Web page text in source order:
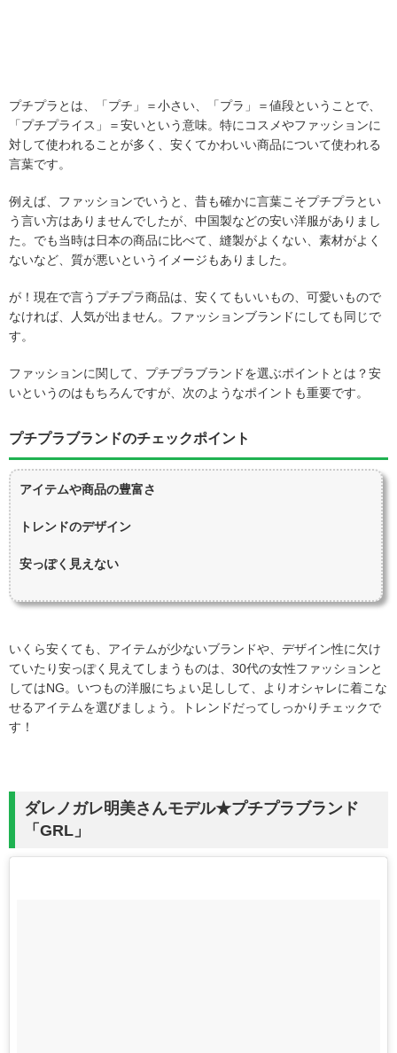
プチプラとは、「プチ」＝小さい、「プラ」＝値段ということで、
「プチプライス」＝安いという意味。特にコスメやファッションに
対して使われることが多く、安くてかわいい商品について使われる
言葉です。
例えば、ファッションでいうと、昔も確かに言葉こそプチプラとい
う言い方はありませんでしたが、中国製などの安い洋服がありまし
た。でも当時は日本の商品に比べて、縫製がよくない、素材がよく
ないなど、質が悪いというイメージもありました。
が！現在で言うプチプラ商品は、安くてもいいもの、可愛いもので
なければ、人気が出ません。ファッションブランドにしても同じで
す。
ファッションに関して、プチプラブランドを選ぶポイントとは？安
いというのはもちろんですが、次のようなポイントも重要です。
プチプラブランドのチェックポイント
アイテムや商品の豊富さ
トレンドのデザイン
安っぽく見えない
いくら安くても、アイテムが少ないブランドや、デザイン性に欠け
ていたり安っぽく見えてしまうものは、30代の女性ファッションと
してはNG。いつもの洋服にちょい足しして、よりオシャレに着こな
せるアイテムを選びましょう。トレンドだってしっかりチェックで
す！
ダレノガレ明美さんモデル★プチプラブランド
「GRL」